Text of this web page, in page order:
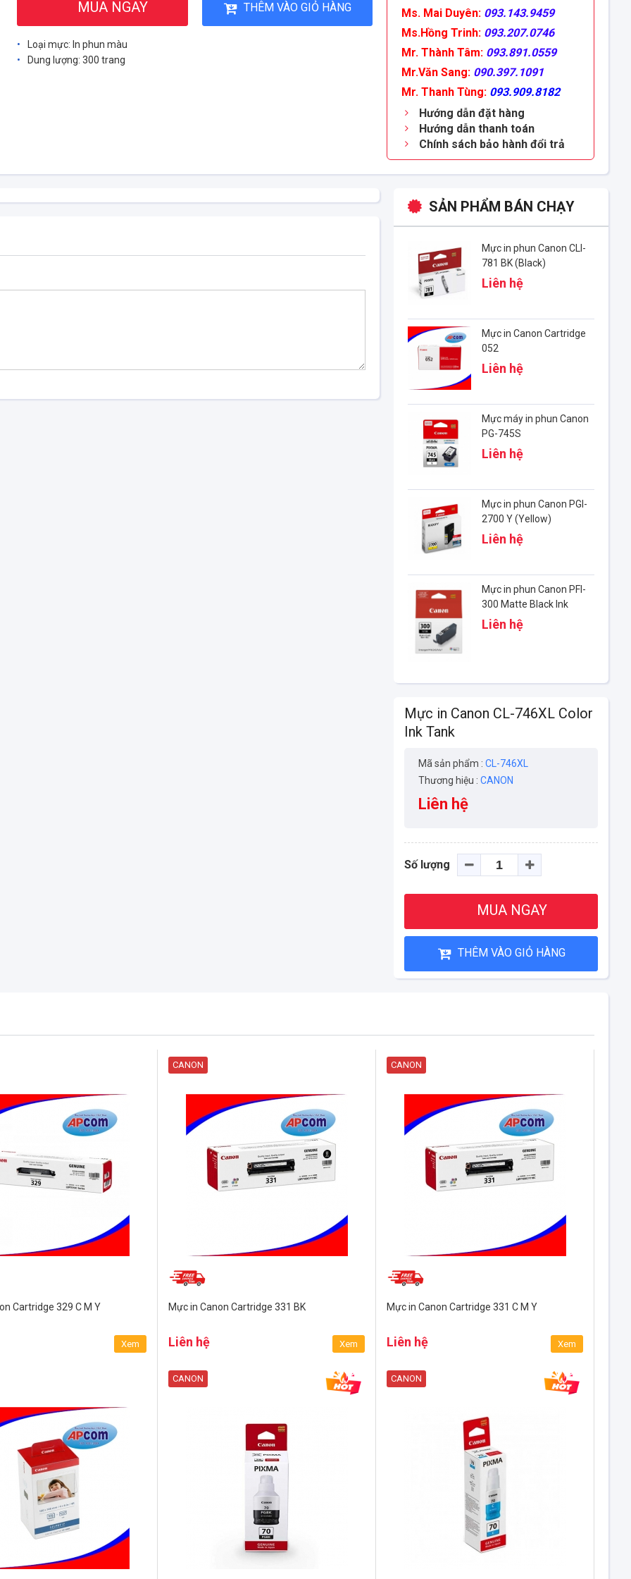
MUA NGAY THÊM VÀO GIỎ HÀNG
Loại mực: In phun màu
Dung lượng: 300 trang
Ms. Mai Duyên: 093.143.9459
Ms.Hồng Trinh: 093.207.0746
Mr. Thành Tâm: 093.891.0559
Mr.Văn Sang: 090.397.1091
Mr. Thanh Tùng: 093.909.8182
Hướng dẫn đặt hàng
Hướng dẫn thanh toán
Chính sách bảo hành đổi trả
SẢN PHẨM BÁN CHẠY
Mực in phun Canon CLI-
781 BK (Black)
Liên hệ
Mực in Canon Cartridge
052
Liên hệ
Mực máy in phun Canon
PG-745S
Liên hệ
Mực in phun Canon PGI-
2700 Y (Yellow)
Liên hệ
Mực in phun Canon PFI-
300 Matte Black Ink
Cartridge (4192C001)
Liên hệ
Mực in Canon CL-746XL Color
Ink Tank
Mã sản phẩm : CL-746XL
Thương hiệu : CANON
Liên hệ
Số lượng
MUA NGAY
THÊM VÀO GIỎ HÀNG
Cartridge 329 C M Y
Xem
CANON
Mực in Canon Cartridge 331 BK
Liên hệ Xem
CANON
Mực in Canon Cartridge 331 C M Y
Liên hệ Xem
CANON CANON